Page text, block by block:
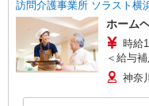
訪問介護事業所 ソラスト横
ホーム
時給
＜給与
UP（身
日はさ
助:2,324
神奈